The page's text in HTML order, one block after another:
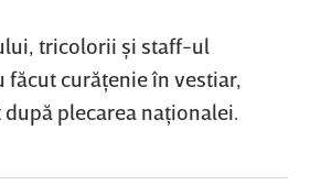
tricolorii şi staff-ul
făcut curăţenie în vestiar,
plecarea naţionalei.